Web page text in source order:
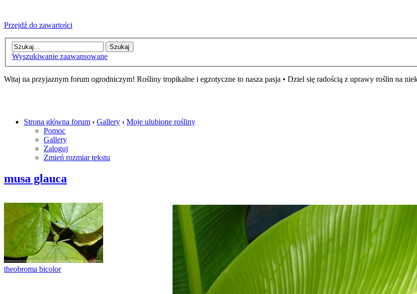
Przejdź do zawartości
Wyszukiwanie zaawansowane
Witaj na przyjaznym forum ogrodniczym! Rośliny tropikalne i egzotyczne to nasza pasja • Dziel się radością z uprawy roślin na
Strona główna forum ‹ Gallery ‹ Moje ulubione rośliny
Pomoc
Gallery
Zaloguj
Zmień rozmiar tekstu
musa glauca
theobroma bicolor